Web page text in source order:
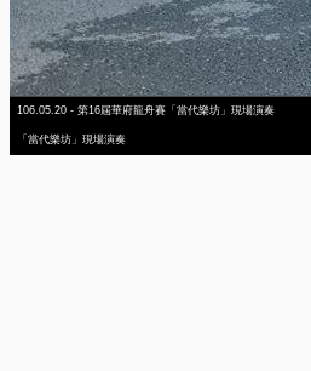
106.05.20 - 第16屆華府龍舟賽「當代樂坊」現場演奏
「當代樂坊」現場演奏